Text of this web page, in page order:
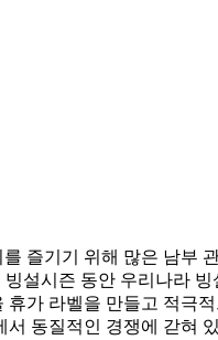
즐기기 위해 많은 남부
설시즌 동안 우리나라
가 라벨을 만들고 적극
동질적인 경쟁에 갇혀